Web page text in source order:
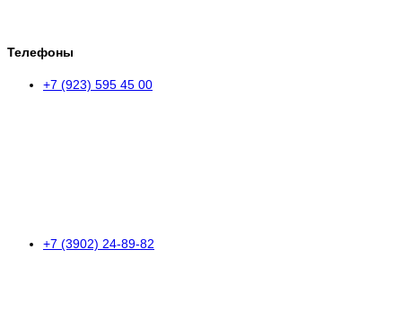
Телефоны
+7 (923) 595 45 00
+7 (3902) 24-89-82